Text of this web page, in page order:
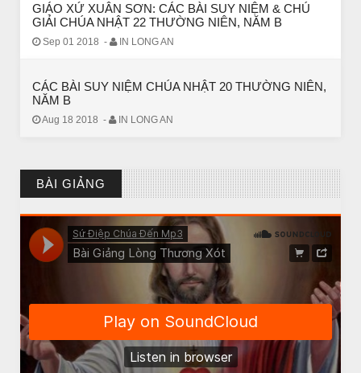
GIÁO XỨ XUÂN SƠN: CÁC BÀI SUY NIỆM & CHÚ
GIẢI CHÚA NHẬT 22 THƯỜNG NIÊN, NĂM B
Sep 01 2018 - IN LONG AN
CÁC BÀI SUY NIỆM CHÚA NHẬT 20 THƯỜNG NIÊN,
NĂM B
Aug 18 2018 - IN LONG AN
BÀI GIẢNG